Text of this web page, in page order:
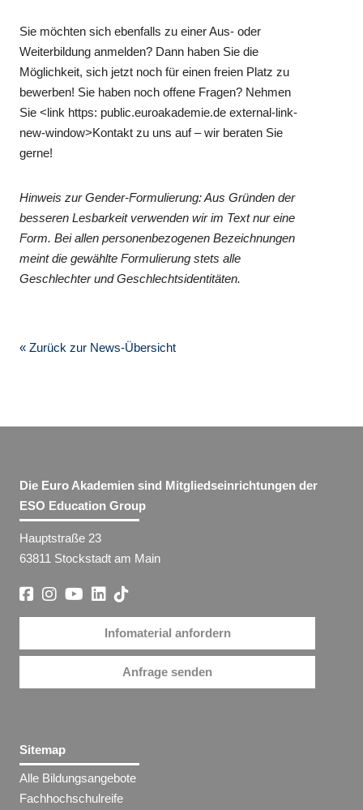
Sie möchten sich ebenfalls zu einer Aus- oder
Weiterbildung anmelden? Dann haben Sie die
Möglichkeit, sich jetzt noch für einen freien Platz zu
bewerben! Sie haben noch offene Fragen? Nehmen
Sie <link https: public.euroakademie.de external-link-
new-window>Kontakt zu uns auf – wir beraten Sie
gerne!
Hinweis zur Gender-Formulierung: Aus Gründen der
besseren Lesbarkeit verwenden wir im Text nur eine
Form. Bei allen personenbezogenen Bezeichnungen
meint die gewählte Formulierung stets alle
Geschlechter und Geschlechtsidentitäten.
« Zurück zur News-Übersicht
Die Euro Akademien sind Mitgliedseinrichtungen der
ESO Education Group
Hauptstraße 23
63811 Stockstadt am Main
Infomaterial anfordern
Anfrage senden
Sitemap
Alle Bildungsangebote
Fachhochschulreife